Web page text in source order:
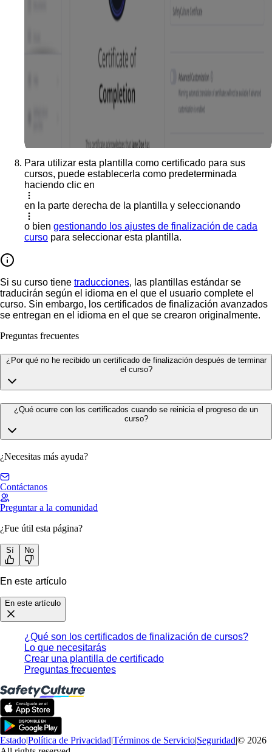
Para utilizar esta plantilla como certificado para sus
cursos, puede establecerla como predeterminada
haciendo clic en
en la parte derecha de la plantilla y seleccionando
o bien gestionando los ajustes de finalización de cada
curso para seleccionar esta plantilla.
Si su curso tiene traducciones, las plantillas estándar se
traducirán según el idioma en el que el usuario complete el
curso. Sin embargo, los certificados de finalización avanzados
se entregan en el idioma en el que se crearon originalmente.
Preguntas frecuentes
¿Por qué no he recibido un certificado de finalización después de terminar
el curso?
¿Qué ocurre con los certificados cuando se reinicia el progreso de un
curso?
¿Necesitas más ayuda?
Contáctanos
Preguntar a la comunidad
¿Fue útil esta página?
Sí No
En este artículo
En este artículo
¿Qué son los certificados de finalización de cursos?
Lo que necesitarás
Crear una plantilla de certificado
Preguntas frecuentes
Estado|Política de Privacidad|Términos de Servicio|Seguridad|© 2026